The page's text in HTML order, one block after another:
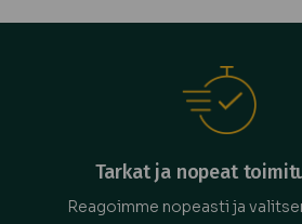
Tarkat ja nopeat
Reagoimme nopeasti ja